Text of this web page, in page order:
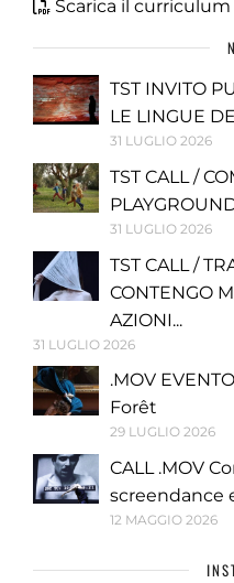
Scarica il curriculum
TST INVITO
LE LINGUE
31 LUGLIO 2026
TST CALL /
31 LUGLIO 2026
TST CALL /
CONTENGO
AZIONI...
31 LUGLIO 2026
.MOV
Forêt
29 LUGLIO 2026
CALL .MOV
screendance
12 MAGGIO 2026